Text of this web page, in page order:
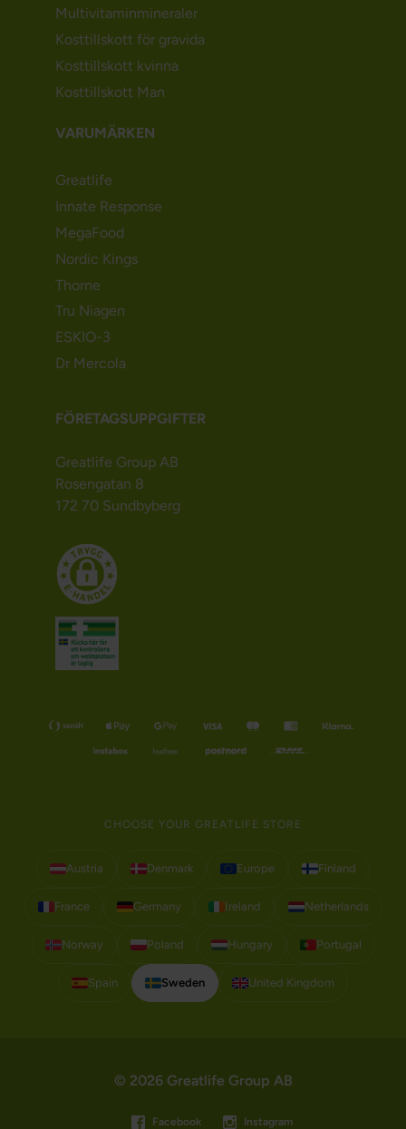
Multivitaminmineraler
Kosttillskott för gravida
Kosttillskott kvinna
Kosttillskott Man
VARUMÄRKEN
Greatlife
Innate Response
MegaFood
Nordic Kings
Thorne
Tru Niagen
ESKIO-3
Dr Mercola
FÖRETAGSUPPGIFTER
Greatlife Group AB
Rosengatan 8
172 70 Sundbyberg
CHOOSE YOUR GREATLIFE STORE
Austria Denmark Europe Finland
France Germany Ireland Netherlands
Norway Poland Hungary Portugal
Spain Sweden United Kingdom
© 2026 Greatlife Group AB
Facebook Instagram